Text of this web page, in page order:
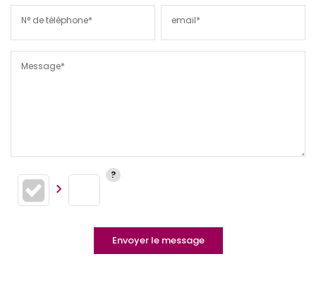
N° de téléphone* email*
Message*
Envoyer le message